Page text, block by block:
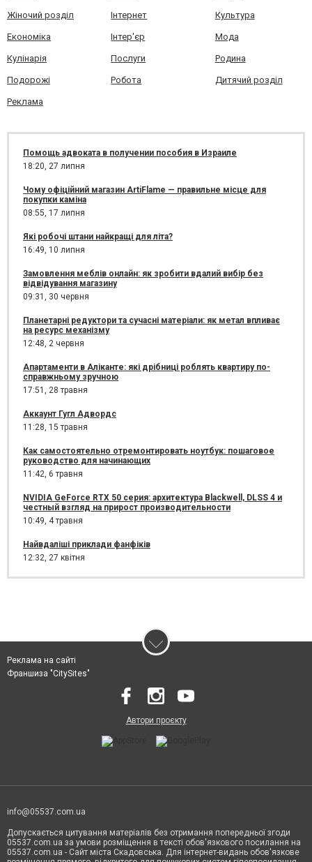
Жіночий розділ Інтернет Культура
Економіка Інтер'єр Мода
Кулінарія Послуги Родина
Подорожі Робота Дитячий розділ
Реклама
Помощь адвоката в получении пособия в Израиле
18:20, 27 липня
Чому офіційний магазин ArtiFlame — правильне місце для
покупки каміна
08:55, 17 липня
Які робочі штани найкращі для літа?
16:49, 10 липня
Замовлення меблів онлайн: як зробити вдалий вибір без
відвідування магазину
09:31, 30 червня
Планетарні редуктори та сучасні матеріали: як метал впливає
на ресурс механізму
12:48, 2 червня
Апартаменти в Аліканте: які дрібниці роблять квартиру по-
справжньому зручною
17:51, 28 травня
Аккаунт Гугл Адвордс
11:28, 15 травня
Как самостоятельно отремонтировать ноутбук: пошаговое
руководство для начинающих
11:42, 6 травня
NVIDIA GeForce RTX 50 серия: архитектура Blackwell, DLSS 4 и
честный взгляд на прирост производительности
10:49, 4 травня
Найвдаліші приклади фанфіків
12:32, 27 квітня
Реклама на сайті
Франшиза "CitySites"
Автори проєкту
info@05537.com.ua
Допускається цитування матеріалів без отримання попередньої згоди
05537.com.ua за умови розміщення в тексті обов'язкового посилання на
05537.com.ua - Сайт міста Скадовська. Для інтернет-видань обов'язкове